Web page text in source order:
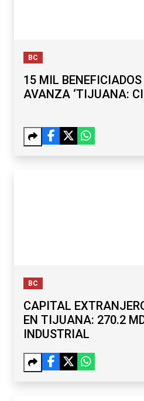
BC
15 MIL
AVANZA ‘TIJUANA:
BC
CAPITAL
EN TIJUANA: 270.2
INDUSTRIAL